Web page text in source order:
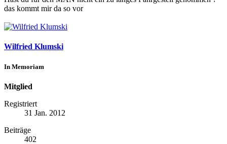
das kommt mir da so vor
Wilfried Klumski
In Memoriam
Mitglied
Registriert
31 Jan. 2012
Beiträge
402